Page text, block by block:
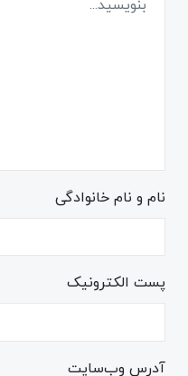
نام و نام خانوادگی
پست الکترونیک
آدرس وب‌سایت